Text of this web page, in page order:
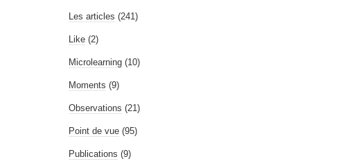
Les articles (241)
Like (2)
Microlearning (10)
Moments (9)
Observations (21)
Point de vue (95)
Publications (9)